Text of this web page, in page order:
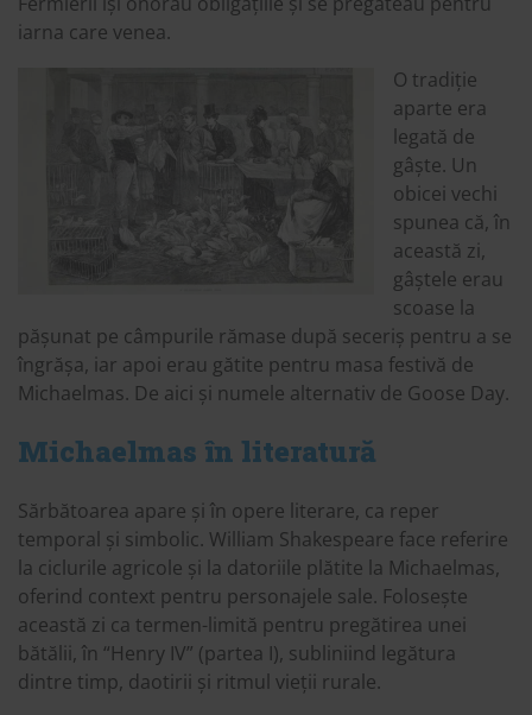
iarna care venea.
O tradiție
aparte era
legată de
gâște. Un
obicei vechi
spunea că, în
această zi,
gâștele erau
scoase la
pășunat pe câmpurile rămase după seceriș pentru a se
îngrășa, iar apoi erau gătite pentru masa festivă de
Michaelmas. De aici și numele alternativ de Goose Day.
Michaelmas în literatură
Sărbătoarea apare și în opere literare, ca reper
temporal și simbolic. William Shakespeare face referire
la ciclurile agricole și la datoriile plătite la Michaelmas,
oferind context pentru personajele sale. Folosește
această zi ca termen-limită pentru pregătirea unei
bătălii, în “Henry IV” (partea I), subliniind legătura
dintre timp, daotirii și ritmul vieții rurale.